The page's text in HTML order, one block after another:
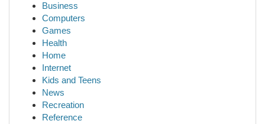
Business
Computers
Games
Health
Home
Internet
Kids and Teens
News
Recreation
Reference